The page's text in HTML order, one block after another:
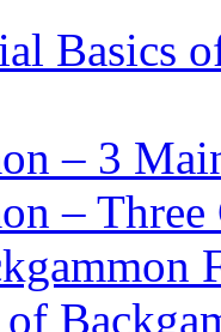
Basics
– 3
– Three